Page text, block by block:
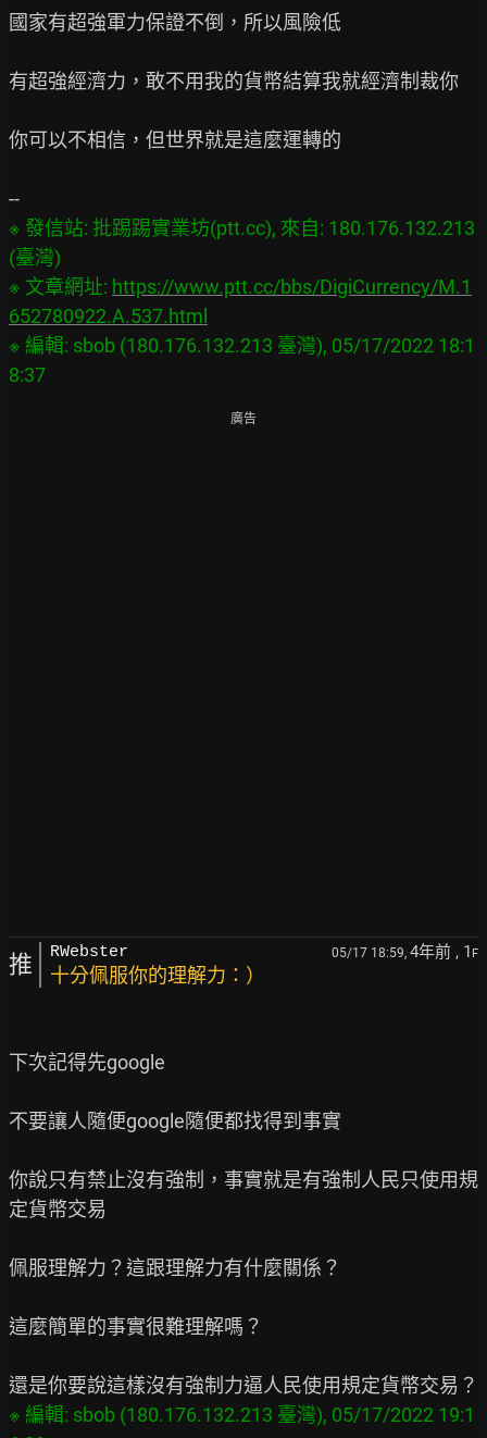
國家有超強軍力保證不倒，所以風險低
有超強經濟力，敢不用我的貨幣結算我就經濟制裁你
你可以不相信，但世界就是這麼運轉的
※ 發信站: 批踢踢實業坊(ptt.cc), 來自: 180.176.132.213
(臺灣)
※ 文章網址: https://www.ptt.cc/bbs/DigiCurrency/M.1
652780922.A.537.html
※ 編輯: sbob (180.176.132.213 臺灣), 05/17/2022 18:1
廣告
推 RWebster 05/17 18:59, 4年前 , 1 F
十分佩服你的理解力：）
下次記得先google
不要讓人隨便google隨便都找得到事實
你說只有禁止沒有強制，事實就是有強制人民只使用規
定貨幣交易
佩服理解力？這跟理解力有什麼關係？
這麼簡單的事實很難理解嗎？
※ 編輯: sbob (180.176.132.213 臺灣), 05/17/2022 19:1